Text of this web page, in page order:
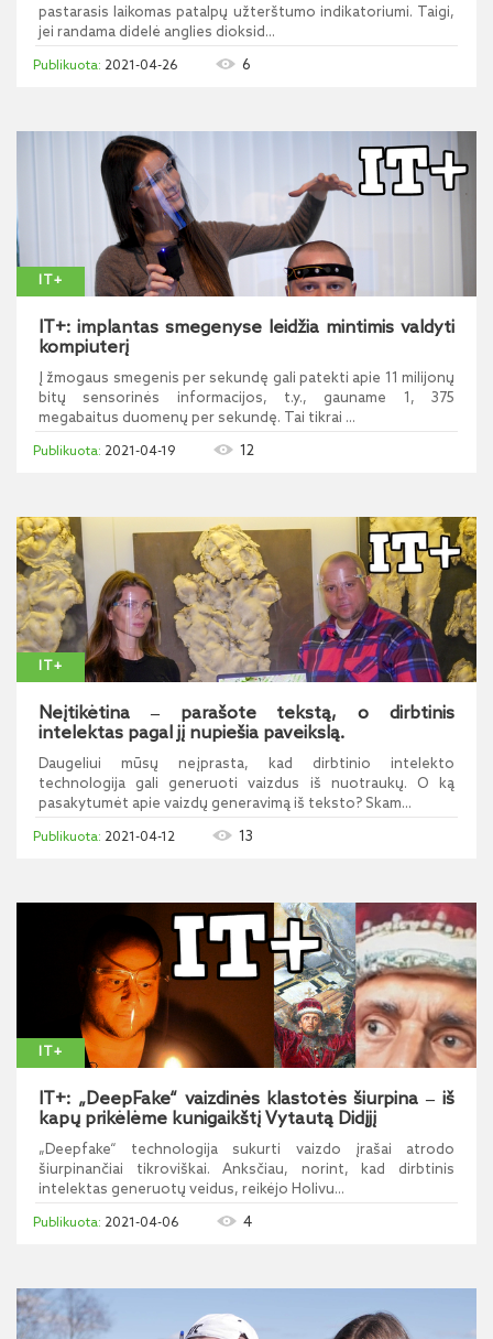
pastarasis laikomas patalpų užterštumo indikatoriumi. Taigi,
jei randama didelė anglies dioksid...
2021-04-26 6
IT+
IT+: implantas smegenyse leidžia mintimis valdyti
kompiuterį
Į žmogaus smegenis per sekundę gali patekti apie 11 milijonų
bitų sensorinės informacijos, t.y., gauname 1, 375
megabaitus duomenų per sekundę. Tai tikrai ...
2021-04-19 12
IT+
Neįtikėtina ‒ parašote tekstą, o dirbtinis
intelektas pagal jį nupiešia paveikslą.
Daugeliui mūsų neįprasta, kad dirbtinio intelekto
technologija gali generuoti vaizdus iš nuotraukų. O ką
pasakytumėt apie vaizdų generavimą iš teksto? Skam...
2021-04-12 13
IT+
IT+: „DeepFake“ vaizdinės klastotės šiurpina ‒ iš
kapų prikėlėme kunigaikštį Vytautą Didįjį
„Deepfake“ technologija sukurti vaizdo įrašai atrodo
šiurpinančiai tikroviškai. Anksčiau, norint, kad dirbtinis
intelektas generuotų veidus, reikėjo Holivu...
2021-04-06 4